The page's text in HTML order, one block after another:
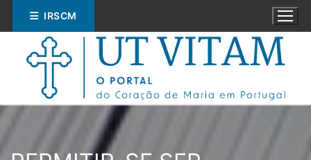
Saltar
para
conteúdo
IRSCM